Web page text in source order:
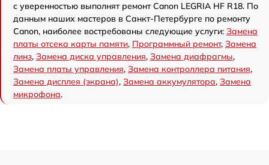
с уверенностью выполнят ремонт Canon LEGRIA HF R18. По
данным наших мастеров в Санкт-Петербурге по ремонту
Canon, наиболее востребованы следующие услуги: Замена
платы отсека карты памяти, Программный ремонт, Замена
линз, Замена диска управления, Замена диафрагмы,
Замена платы управления, Замена контроллера питания,
Замена дисплея (экрана), Замена аккумулятора, Замена
микрофона.